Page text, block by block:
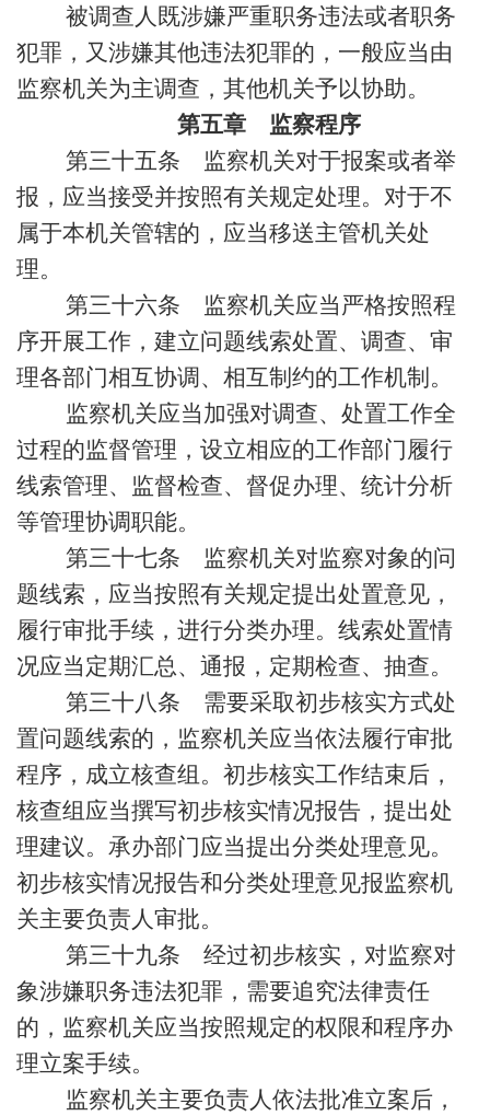
被调查人既涉嫌严重职务违法或者职务
犯罪，又涉嫌其他违法犯罪的，一般应当由
监察机关为主调查，其他机关予以协助。
第五章 监察程序
第三十五条 监察机关对于报案或者举
报，应当接受并按照有关规定处理。对于不
属于本机关管辖的，应当移送主管机关处
理。
第三十六条 监察机关应当严格按照程
序开展工作，建立问题线索处置、调查、审
理各部门相互协调、相互制约的工作机制。
监察机关应当加强对调查、处置工作全
过程的监督管理，设立相应的工作部门履行
线索管理、监督检查、督促办理、统计分析
等管理协调职能。
第三十七条 监察机关对监察对象的问
题线索，应当按照有关规定提出处置意见，
履行审批手续，进行分类办理。线索处置情
况应当定期汇总、通报，定期检查、抽查。
第三十八条 需要采取初步核实方式处
置问题线索的，监察机关应当依法履行审批
程序，成立核查组。初步核实工作结束后，
核查组应当撰写初步核实情况报告，提出处
理建议。承办部门应当提出分类处理意见。
初步核实情况报告和分类处理意见报监察机
关主要负责人审批。
第三十九条 经过初步核实，对监察对
象涉嫌职务违法犯罪，需要追究法律责任
的，监察机关应当按照规定的权限和程序办
理立案手续。
监察机关主要负责人依法批准立案后，